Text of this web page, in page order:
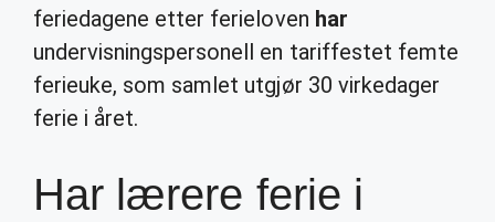
feriedagene etter ferieloven har
undervisningspersonell en tariffestet femte
ferieuke, som samlet utgjør 30 virkedager
ferie i året.
Har lærere ferie i